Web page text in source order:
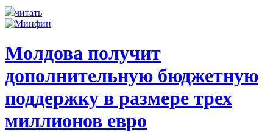
читать
Молдова получит
дополнительную бюджетную
поддержку в размере трех
миллионов евро